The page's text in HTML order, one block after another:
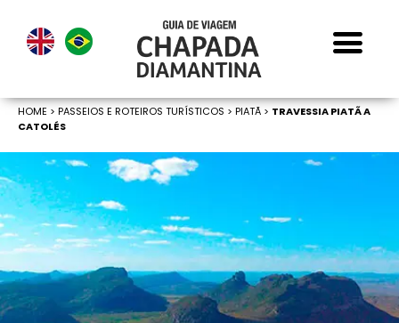
HOME > PASSEIOS E ROTEIROS TURÍSTICOS > PIATÃ > TRAVESSIA PIATÃ A
CATOLÉS